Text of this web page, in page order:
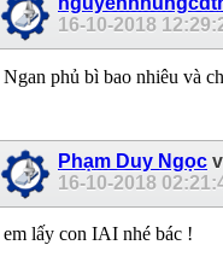
16-10-2018
Ngan phủ bì bao nhiêu và
Phạm Duy Ngọc
16-10-2018
em lấy con IAI nhé bác !